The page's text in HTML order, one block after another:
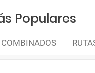
Populares
COMBINADOS